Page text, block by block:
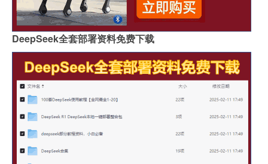
DeepSeek全套部署资料免费下载